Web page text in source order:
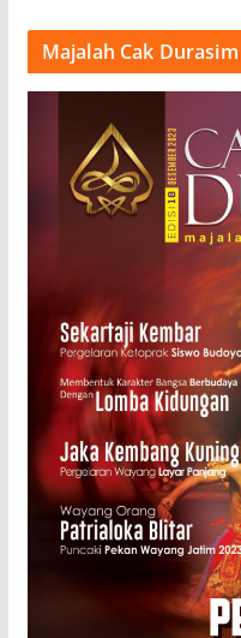
Majalah Cak Durasim